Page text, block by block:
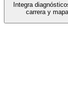
Integra
carrera y